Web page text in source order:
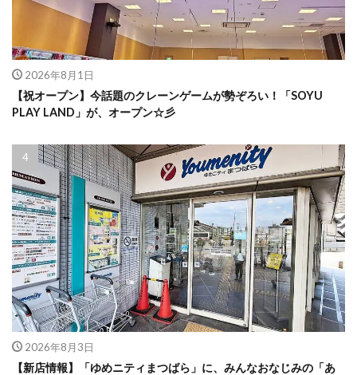
2026年8月1日
【祝オープン】今話題のクレーンゲームが勢ぞろい！「SOYU
PLAY LAND」が、オープン☆彡
2026年8月3日
【新店情報】「ゆめニティまつばら」に、みんなおなじみの「あ